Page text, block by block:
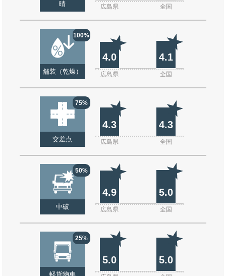
晴 広島県 全国
100%
舗装（乾燥）
4.0 4.1
広島県 全国
75%
交差点
4.3 4.3
広島県 全国
50%
中破
4.9 5.0
広島県 全国
25%
軽貨物車
5.0 5.0